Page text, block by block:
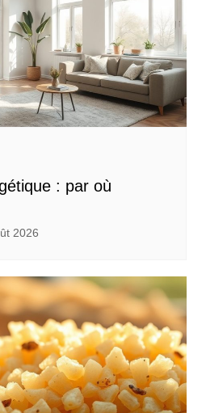
: par où
2026